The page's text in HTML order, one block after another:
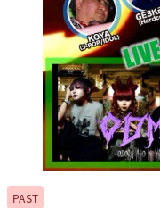
PAST